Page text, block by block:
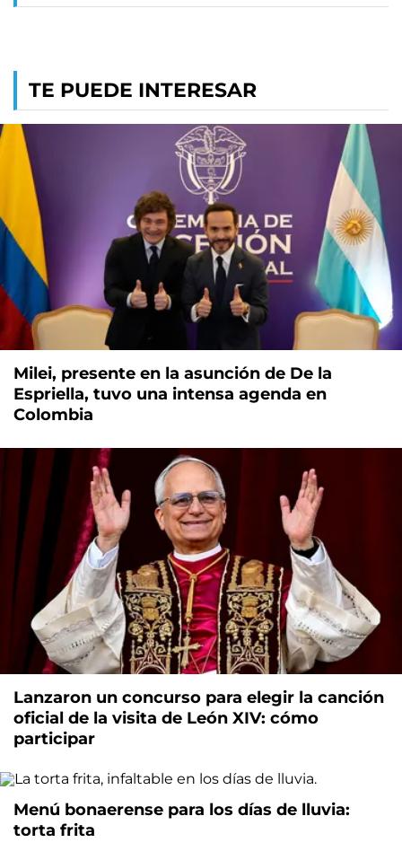
TE PUEDE INTERESAR
Milei, presente en la asunción de De la
Espriella, tuvo una intensa agenda en
Colombia
Lanzaron un concurso para elegir la canción
oficial de la visita de León XIV: cómo
participar
Menú bonaerense para los días de lluvia:
torta frita